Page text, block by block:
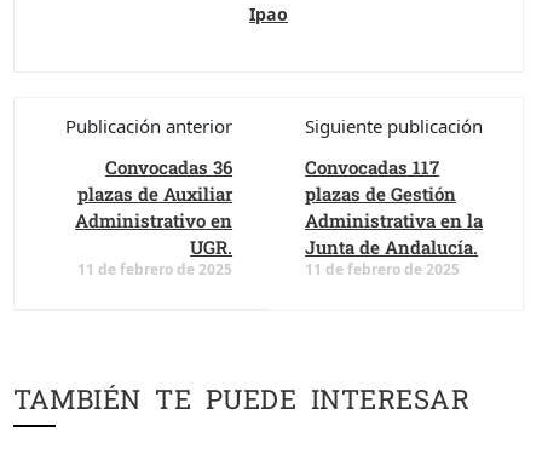
Ipao
Publicación anterior
Convocadas 36
plazas de Auxiliar
Administrativo en
UGR.
11 de febrero de 2025
Siguiente publicación
Convocadas 117
plazas de Gestión
Administrativa en la
Junta de Andalucía.
11 de febrero de 2025
TAMBIÉN TE PUEDE INTERESAR